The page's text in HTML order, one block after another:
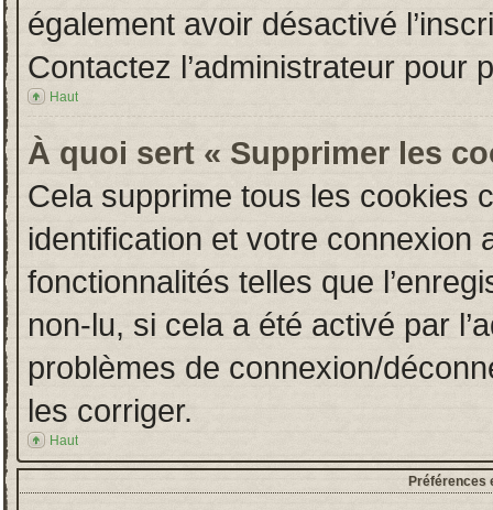
également avoir désactivé
Contactez l’administrateur pour
Haut
À quoi sert « Supprimer les
Cela supprime tous les cookies
identification et votre connexion
fonctionnalités telles que
non-lu, si cela a été activé par
problèmes de connexion/
les corriger.
Haut
Préférences